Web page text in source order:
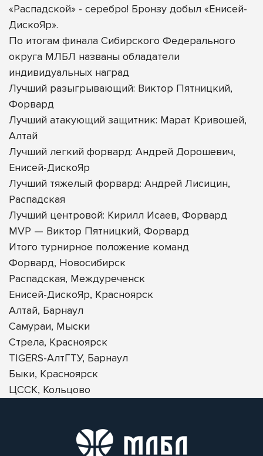
«Распадской» - серебро! Бронзу добыл «Енисей-
ДискоЯр».
По итогам финала Сибирского Федерального
округа МЛБЛ названы обладатели
индивидуальных наград
Лучший разыгрывающий: Виктор Пятницкий,
Форвард
Лучший атакующий защитник: Марат Кривошей,
Алтай
Лучший легкий форвард: Андрей Дорошевич,
Енисей-ДискоЯр
Лучший тяжелый форвард: Андрей Лисицин,
Распадская
Лучший центровой: Кирилл Исаев, Форвард
MVP — Виктор Пятницкий, Форвард
Итого турнирное положение команд
Форвард, Новосибирск
Распадская, Междуреченск
Енисей-ДискоЯр, Красноярск
Алтай, Барнаул
Самураи, Мыски
Стрела, Красноярск
TIGERS-АлтГТУ, Барнаул
Быки, Красноярск
ЦССК, Кольцово